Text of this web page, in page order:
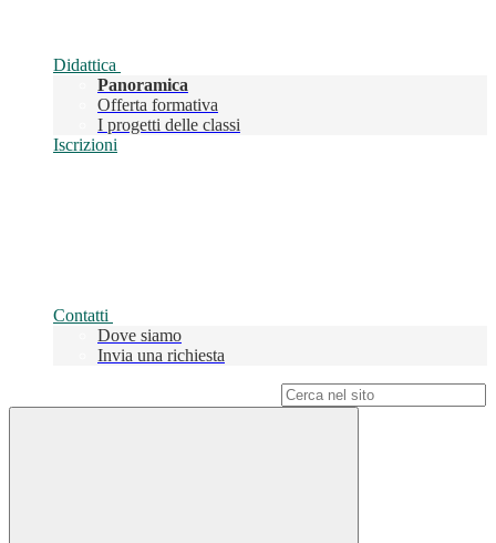
Didattica
Panoramica
Offerta formativa
I progetti delle classi
Iscrizioni
Contatti
Dove siamo
Invia una richiesta